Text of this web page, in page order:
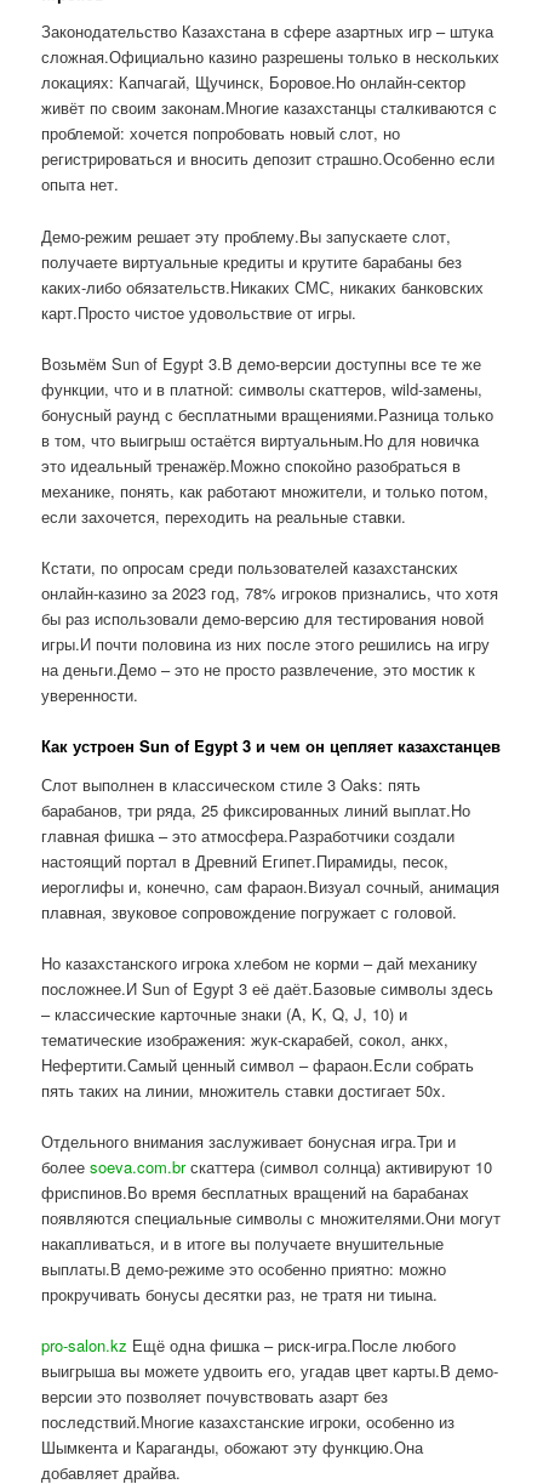
Законодательство Казахстана в сфере азартных игр – штука
сложная.Официально казино разрешены только в нескольких
локациях: Капчагай, Щучинск, Боровое.Но онлайн-сектор
живёт по своим законам.Многие казахстанцы сталкиваются с
проблемой: хочется попробовать новый слот, но
регистрироваться и вносить депозит страшно.Особенно если
опыта нет.
Демо-режим решает эту проблему.Вы запускаете слот,
получаете виртуальные кредиты и крутите барабаны без
каких-либо обязательств.Никаких СМС, никаких банковских
карт.Просто чистое удовольствие от игры.
Возьмём Sun of Egypt 3.В демо-версии доступны все те же
функции, что и в платной: символы скаттеров, wild-замены,
бонусный раунд с бесплатными вращениями.Разница только
в том, что выигрыш остаётся виртуальным.Но для новичка
это идеальный тренажёр.Можно спокойно разобраться в
механике, понять, как работают множители, и только потом,
если захочется, переходить на реальные ставки.
Кстати, по опросам среди пользователей казахстанских
онлайн-казино за 2023 год, 78% игроков признались, что хотя
бы раз использовали демо-версию для тестирования новой
игры.И почти половина из них после этого решились на игру
на деньги.Демо – это не просто развлечение, это мостик к
уверенности.
Как устроен Sun of Egypt 3 и чем он цепляет казахстанцев
Слот выполнен в классическом стиле 3 Oaks: пять
барабанов, три ряда, 25 фиксированных линий выплат.Но
главная фишка – это атмосфера.Разработчики создали
настоящий портал в Древний Египет.Пирамиды, песок,
иероглифы и, конечно, сам фараон.Визуал сочный, анимация
плавная, звуковое сопровождение погружает с головой.
Но казахстанского игрока хлебом не корми – дай механику
посложнее.И Sun of Egypt 3 её даёт.Базовые символы здесь
– классические карточные знаки (A, K, Q, J, 10) и
тематические изображения: жук-скарабей, сокол, анкх,
Нефертити.Самый ценный символ – фараон.Если собрать
пять таких на линии, множитель ставки достигает 50x.
Отдельного внимания заслуживает бонусная игра.Три и
болееsoeva.com.brскаттера (символ солнца) активируют 10
фриспинов.Во время бесплатных вращений на барабанах
появляются специальные символы с множителями.Они могут
накапливаться, и в итоге вы получаете внушительные
выплаты.В демо-режиме это особенно приятно: можно
прокручивать бонусы десятки раз, не тратя ни тиына.
pro-salon.kz Ещё одна фишка – риск-игра.После любого
выигрыша вы можете удвоить его, угадав цвет карты.В демо-
версии это позволяет почувствовать азарт без
последствий.Многие казахстанские игроки, особенно из
Шымкента и Караганды, обожают эту функцию.Она
добавляет драйва.